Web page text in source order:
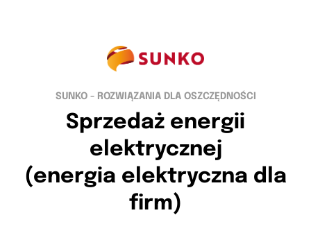
SUNKO - ROZWIĄZANIA DLA OSZCZĘDNOŚCI
Sprzedaż energii
elektrycznej
(energia elektryczna dla
firm)